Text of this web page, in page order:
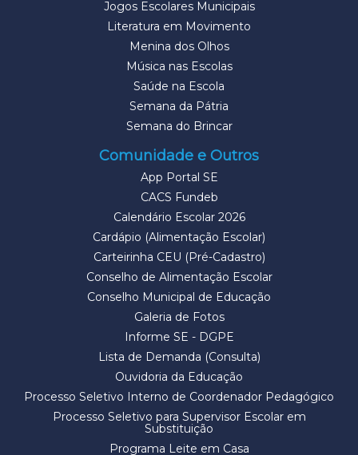
Jogos Escolares Municipais
Literatura em Movimento
Menina dos Olhos
Música nas Escolas
Saúde na Escola
Semana da Pátria
Semana do Brincar
Comunidade e Outros
App Portal SE
CACS Fundeb
Calendário Escolar 2026
Cardápio (Alimentação Escolar)
Carteirinha CEU (Pré-Cadastro)
Conselho de Alimentação Escolar
Conselho Municipal de Educação
Galeria de Fotos
Informe SE - DGPE
Lista de Demanda (Consulta)
Ouvidoria da Educação
Processo Seletivo Interno de Coordenador Pedagógico
Processo Seletivo para Supervisor Escolar em
Substituição
Programa Leite em Casa